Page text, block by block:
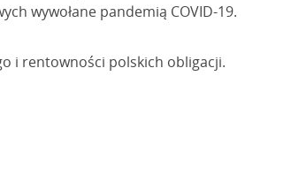
wywołane pandemią COVID-19.
i rentowności polskich obligacji.